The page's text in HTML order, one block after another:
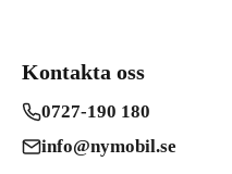
Kontakta oss
0727-190 180
info@nymobil.se